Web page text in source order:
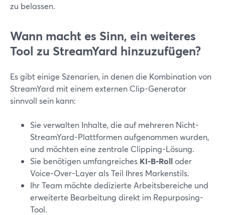
zu belassen.
Wann macht es Sinn, ein weiteres
Tool zu StreamYard hinzuzufügen?
Es gibt einige Szenarien, in denen die Kombination von
StreamYard mit einem externen Clip-Generator
sinnvoll sein kann:
Sie verwalten Inhalte, die auf mehreren Nicht-
StreamYard-Plattformen aufgenommen wurden,
und möchten eine zentrale Clipping-Lösung.
Sie benötigen umfangreiches KI-B‑Rolloder
Voice-Over-Layer als Teil Ihres Markenstils.
Ihr Team möchte dedizierte Arbeitsbereiche und
erweiterte Bearbeitung direkt im Repurposing-
Tool.